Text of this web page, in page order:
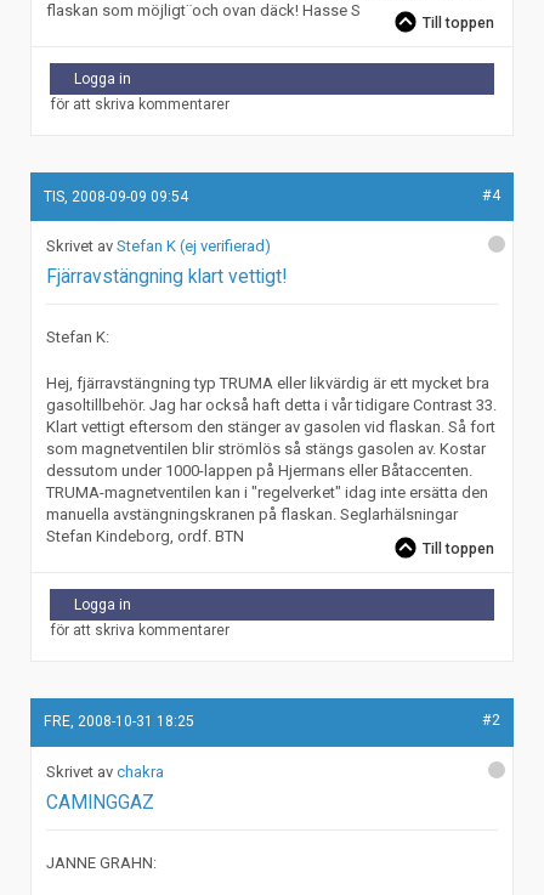
flaskan som möjligt¨och ovan däck! Hasse S
Till toppen
Logga in
för att skriva kommentarer
TIS, 2008-09-09 09:54 #4
Stefan K (ej verifierad)
Fjärravstängning klart vettigt!
Stefan K:
Hej, fjärravstängning typ TRUMA eller likvärdig är ett mycket bra
gasoltillbehör. Jag har också haft detta i vår tidigare Contrast 33.
Klart vettigt eftersom den stänger av gasolen vid flaskan. Så fort
som magnetventilen blir strömlös så stängs gasolen av. Kostar
dessutom under 1000-lappen på Hjermans eller Båtaccenten.
TRUMA-magnetventilen kan i "regelverket" idag inte ersätta den
manuella avstängningskranen på flaskan. Seglarhälsningar
Stefan Kindeborg, ordf. BTN
Till toppen
Logga in
för att skriva kommentarer
FRE, 2008-10-31 18:25 #2
chakra
CAMINGGAZ
JANNE GRAHN: